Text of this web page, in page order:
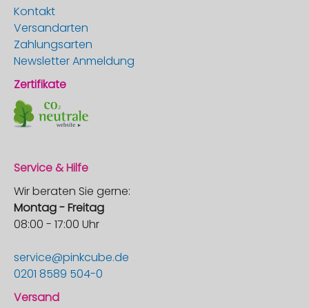
Kontakt
Versandarten
Zahlungsarten
Newsletter Anmeldung
Zertifikate
Service & Hilfe
Wir beraten Sie gerne:
Montag - Freitag
08:00 - 17:00 Uhr
service@pinkcube.de
0201 8589 504-0
Versand